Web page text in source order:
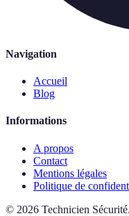
Navigation
Accueil
Blog
Informations
A propos
Contact
Mentions légales
Politique de
© 2026 Technicien Sécurité.